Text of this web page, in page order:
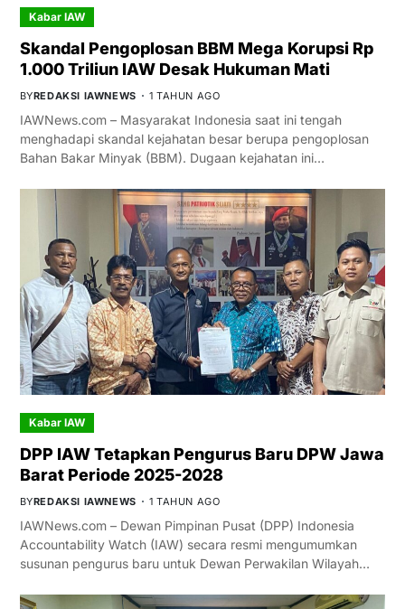
Kabar IAW
Skandal Pengoplosan BBM Mega Korupsi Rp
1.000 Triliun IAW Desak Hukuman Mati
BYREDAKSI IAWNEWS 1 TAHUN AGO
IAWNews.com – Masyarakat Indonesia saat ini tengah
menghadapi skandal kejahatan besar berupa pengoplosan
Bahan Bakar Minyak (BBM). Dugaan kejahatan ini…
Kabar IAW
DPP IAW Tetapkan Pengurus Baru DPW Jawa
Barat Periode 2025-2028
BYREDAKSI IAWNEWS 1 TAHUN AGO
IAWNews.com – Dewan Pimpinan Pusat (DPP) Indonesia
Accountability Watch (IAW) secara resmi mengumumkan
susunan pengurus baru untuk Dewan Perwakilan Wilayah…